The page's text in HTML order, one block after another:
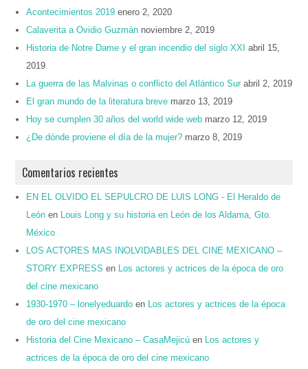
Acontecimientos 2019 enero 2, 2020
Calaverita a Ovidio Guzmán noviembre 2, 2019
Historia de Notre Dame y el gran incendio del siglo XXI
abril 15,
2019
La guerra de las Malvinas o conflicto del Atlántico Sur abril 2, 2019
El gran mundo de la literatura breve marzo 13, 2019
Hoy se cumplen 30 años del world wide web marzo 12, 2019
¿De dónde proviene el día de la mujer? marzo 8, 2019
Comentarios recientes
EN EL OLVIDO EL SEPULCRO DE LUIS LONG - El Heraldo de
León en
Louis Long y su historia en León de los Aldama, Gto.
México
LOS ACTORES MAS INOLVIDABLES DEL CINE MEXICANO –
STORY EXPRESS en
Los actores y actrices de la época de oro
del cine mexicano
1930-1970 – lonelyeduardo en
Los actores y actrices de la época
de oro del cine mexicano
Historia del Cine Mexicano – CasaMejicú en
Los actores y
actrices de la época de oro del cine mexicano